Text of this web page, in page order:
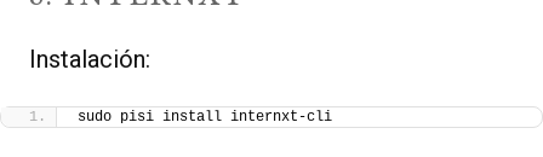
Instalación:
sudo pisi install internxt-cli